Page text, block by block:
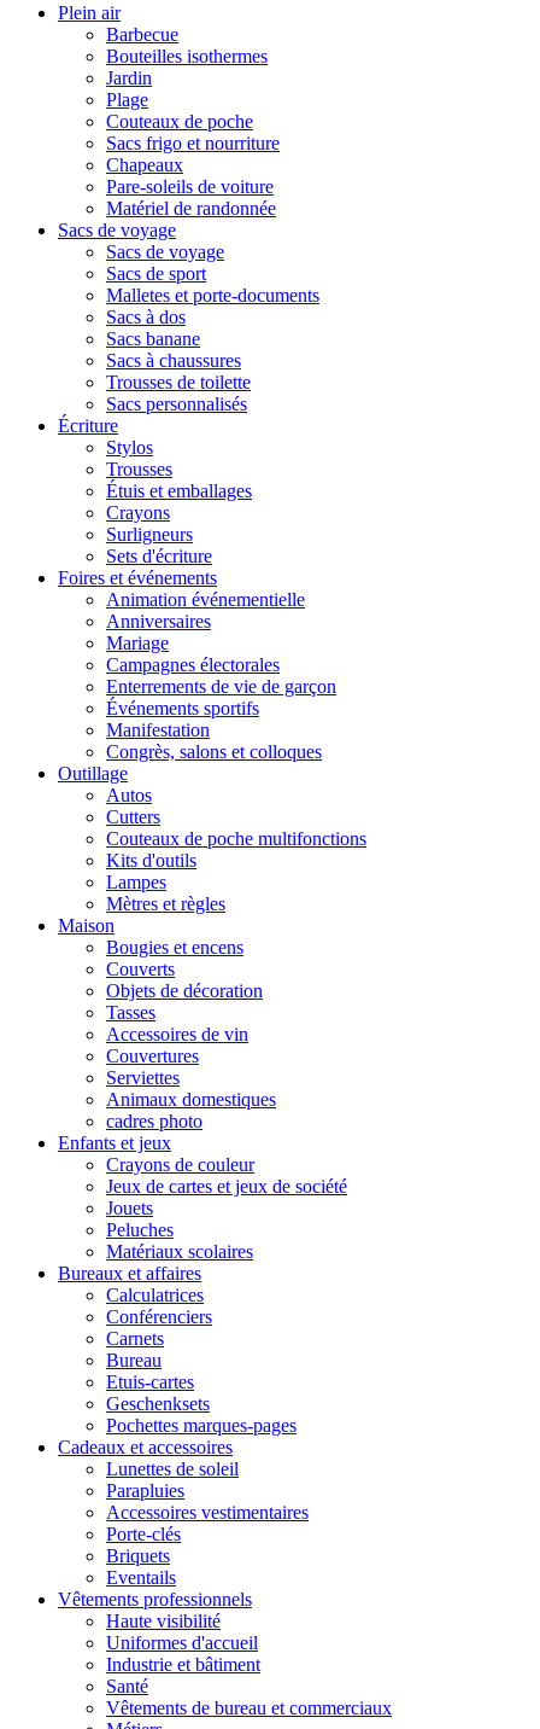
Plein air
Barbecue
Bouteilles isothermes
Jardin
Plage
Couteaux de poche
Sacs frigo et nourriture
Chapeaux
Pare-soleils de voiture
Matériel de randonnée
Sacs de voyage
Sacs de voyage
Sacs de sport
Malletes et porte-documents
Sacs à dos
Sacs banane
Sacs à chaussures
Trousses de toilette
Sacs personnalisés
Écriture
Stylos
Trousses
Étuis et emballages
Crayons
Surligneurs
Sets d'écriture
Foires et événements
Animation événementielle
Anniversaires
Mariage
Campagnes électorales
Enterrements de vie de garçon
Événements sportifs
Manifestation
Congrès, salons et colloques
Outillage
Autos
Cutters
Couteaux de poche multifonctions
Kits d'outils
Lampes
Mètres et règles
Maison
Bougies et encens
Couverts
Objets de décoration
Tasses
Accessoires de vin
Couvertures
Serviettes
Animaux domestiques
cadres photo
Enfants et jeux
Crayons de couleur
Jeux de cartes et jeux de société
Jouets
Peluches
Matériaux scolaires
Bureaux et affaires
Calculatrices
Conférenciers
Carnets
Bureau
Etuis-cartes
Geschenksets
Pochettes marques-pages
Cadeaux et accessoires
Lunettes de soleil
Parapluies
Accessoires vestimentaires
Porte-clés
Briquets
Eventails
Vêtements professionnels
Haute visibilité
Uniformes d'accueil
Industrie et bâtiment
Santé
Vêtements de bureau et commerciaux